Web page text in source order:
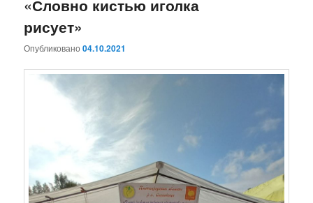
«Словно кистью иголка
рисует»
Опубликовано04.10.2021